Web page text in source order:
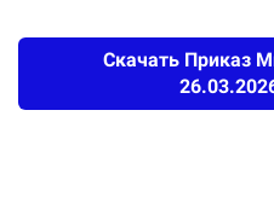
Скачать Приказ